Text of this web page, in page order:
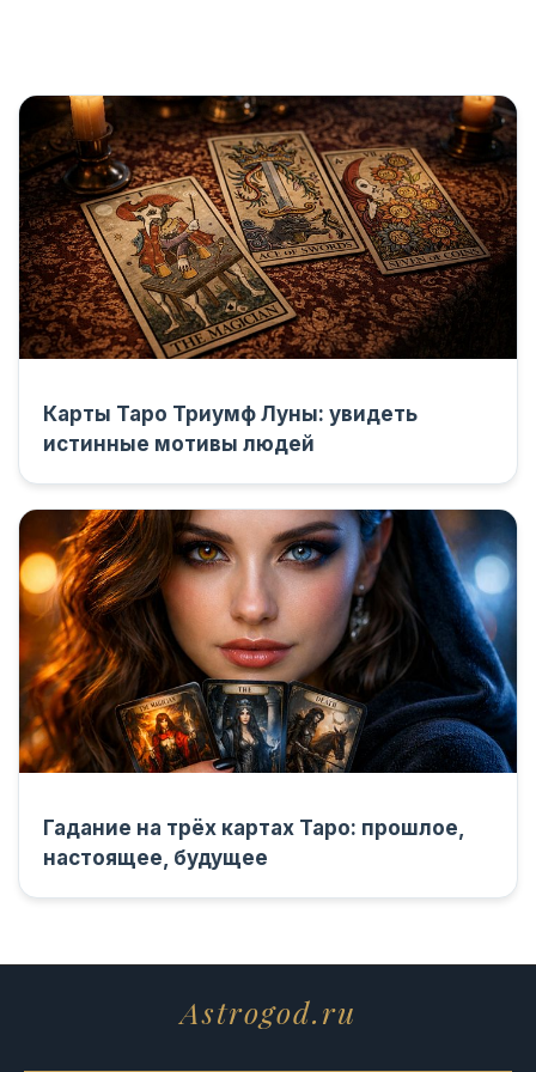
Карты Таро Триумф Луны: увидеть
истинные мотивы людей
Гадание на трёх картах Таро: прошлое,
настоящее, будущее
Astrogod.ru